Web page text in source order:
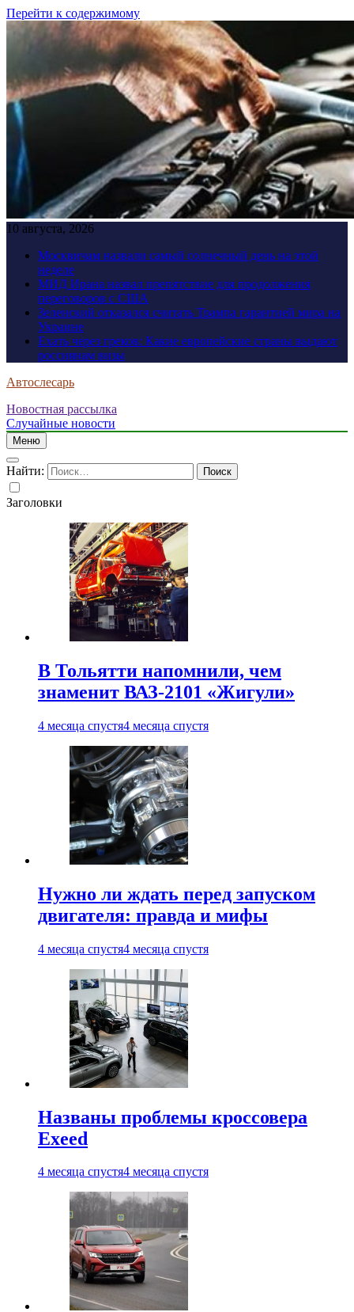
Перейти к содержимому
10 августа, 2026
Москвичам назвали самый солнечный день на этой
неделе
МИД Ирана назвал препятствие для продолжения
переговоров с США
Зеленский отказался считать Трампа гарантией мира на
Украине
Ехать через греков: Какие европейские страны выдают
россиянам визы
Автослесарь
Новостная рассылка
Случайные новости
Меню
Найти:
Заголовки
В Тольятти напомнили, чем
знаменит ВАЗ-2101 «Жигули»
4 месяца спустя4 месяца спустя
Нужно ли ждать перед запуском
двигателя: правда и мифы
4 месяца спустя4 месяца спустя
Названы проблемы кроссовера
Exeed
4 месяца спустя4 месяца спустя